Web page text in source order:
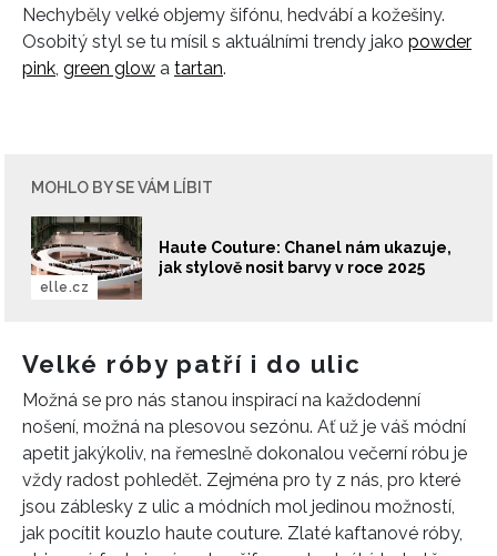
Nechyběly velké objemy šifónu, hedvábí a kožešiny.
Osobitý styl se tu mísil s aktuálními trendy jako powder
pink green glow a tartan.
MOHLO BY SE VÁM LÍBIT
Haute Couture: Chanel nám ukazuje,
jak stylově nosit barvy v roce 2025
elle.cz
Velké róby patří i do ulic
Možná se pro nás stanou inspirací na každodenní
nošení, možná na plesovou sezónu. Ať už je váš módní
apetit jakýkoliv, na řemeslně dokonalou večerní róbu je
vždy radost pohledět. Zejména pro ty z nás, pro které
jsou záblesky z ulic a módních mol jedinou možností,
jak pocítit kouzlo haute couture. Zlaté kaftanové róby,